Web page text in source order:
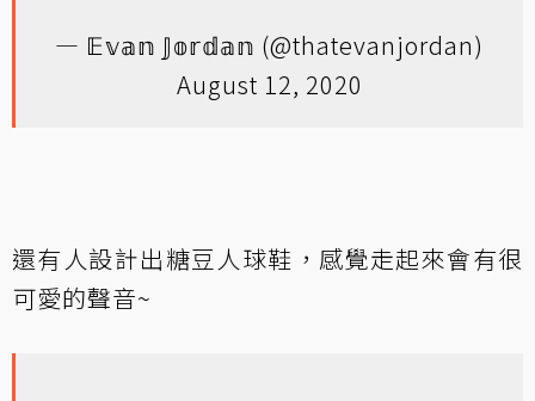
— 𝔼𝕧𝕒𝕟 𝕁𝕠𝕣𝕕𝕒𝕟 (@thatevanjordan)
August 12, 2020
還有人設計出糖豆人球鞋，感覺走起來會有很
可愛的聲音~